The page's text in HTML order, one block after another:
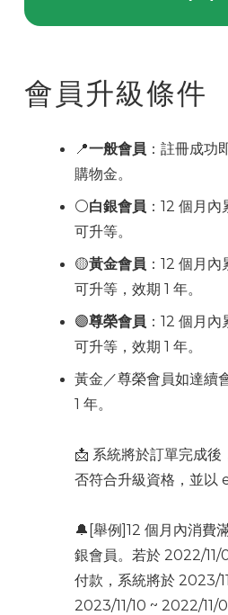
會員升級條件
📍一般會員 ：註冊成功
購物金。
⚪白銀會員 ：12 個月
可升等。
🟡黃金會員 ：12 個月
可升等，效期 1 年。
🟣尊榮會員 ：12 個月
可升等，效期 1 年。
黃金／尊榮會員如達續
1 年。
📩 系統將於訂單完成後
否符合升級資格，並以
🔔[舉例]12 個月內消費
銀會員。若於 2022/
付款，系統將於 2023/
2023/11/10 ~ 2022/11/